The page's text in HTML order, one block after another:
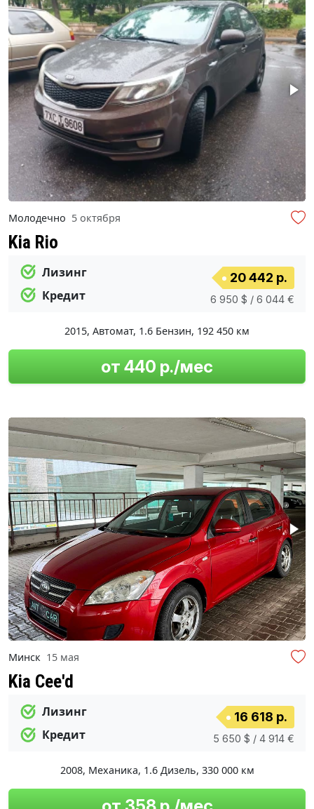
Молодечно 5 октября
Kia Rio
Лизинг
Кредит
20 442 р.
6 950 $ / 6 044 €
2015, Автомат, 1.6 Бензин, 192 450 км
от 440 р./мес
Минск 15 мая
Kia Cee'd
Лизинг
Кредит
16 618 р.
5 650 $ / 4 914 €
2008, Механика, 1.6 Дизель, 330 000 км